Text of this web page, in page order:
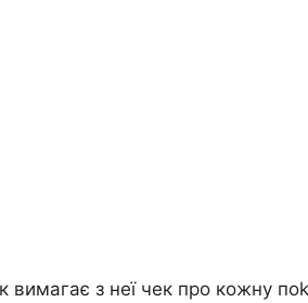
вимагає з неї чек про кожну